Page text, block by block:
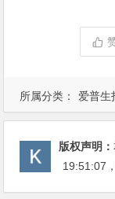
所属分类： 爱普生
版权声明：
19:51:07